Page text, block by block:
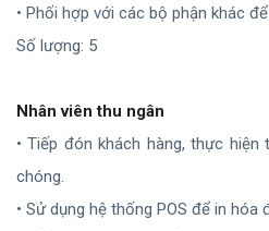
• Phối hợp với các bộ phận khác
Số lượng: 5
Nhân viên thu ngân
• Tiếp đón khách hàng, thực hiện
chóng.
• Sử dụng hệ thống POS để in hóa